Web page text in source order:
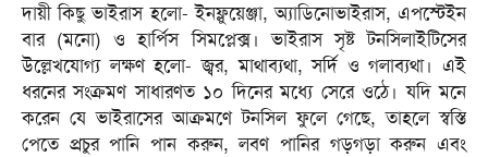
দায়ী কিছু ভাইরাস হলো- ইনফ্লুয়েঞ্জা, অ্যাডিনোভাইরাস, এপস্টেইন
বার (মনো) ও হার্পিস সিমপ্লেক্স। ভাইরাস সৃষ্ট টনসিলাইটিসের
উল্লেখযোগ্য লক্ষণ হলো- জ্বর, মাথাব্যথা, সর্দি ও গলাব্যথা। এই
ধরনের সংক্রমণ সাধারণত ১০ দিনের মধ্যে সেরে ওঠে। যদি মনে
করেন যে ভাইরাসের আক্রমণে টনসিল ফুলে গেছে, তাহলে স্বস্তি
পেতে প্রচুর পানি পান করুন, লবণ পানির গড়গড়া করুন এবং